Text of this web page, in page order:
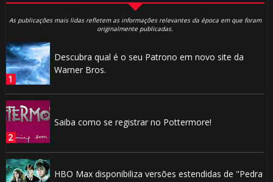
As publicações mais lidas refletem as informações relevantes da época em que foram
originalmente publicadas.
Descubra qual é o seu Patrono em novo site da
Warner Bros.
Saiba como se registrar no Pottermore!
HBO Max disponibiliza versões estendidas de "Pedra